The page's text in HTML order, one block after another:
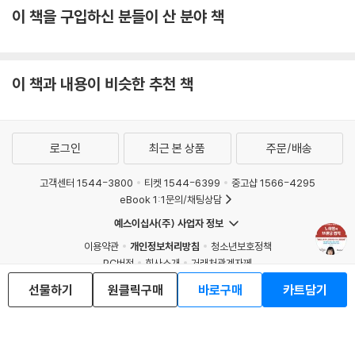
이 책을 구입하신 분들이 산 분야 책
이 책과 내용이 비슷한 추천 책
선물하기 원클릭구매 바로구매 카트담기
로그인 최근 본 상품 주문/배송
고객센터 1544-3800 티켓 1544-6399
중고샵 1566-4295
eBook 1:1문의/채팅상담
예스이십사(주) 사업자 정보
이용약관
개인정보처리방침
청소년보호정책
PC버전
회사소개
거래처관계자께